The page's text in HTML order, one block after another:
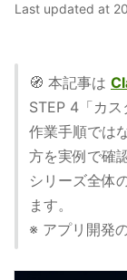
Last updated at
🧭 本記事は
STEP 4「カス
作業手順では
方を実例で確
シリーズ全体
ます。
※ アプリ開発